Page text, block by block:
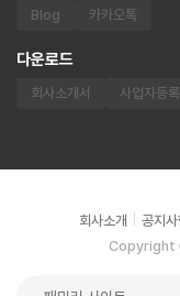
Blog 카카오톡
다운로드
회사소개서 사업자등
회사소개 공지사
Copyright